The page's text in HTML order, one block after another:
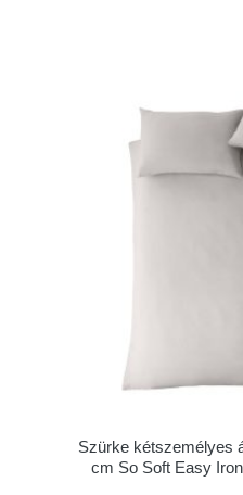
Szürke kétszemélyes
cm So Soft Easy